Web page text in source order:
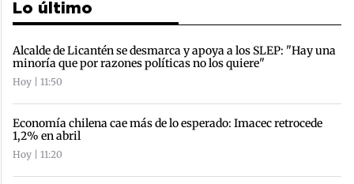
Lo último
Alcalde de Licantén se desmarca y apoya a los SLEP: "Hay una
minoría que por razones políticas no los quiere"
Hoy | 11:50
Economía chilena cae más de lo esperado: Imacec retrocede
1,2% en abril
Hoy | 11:20